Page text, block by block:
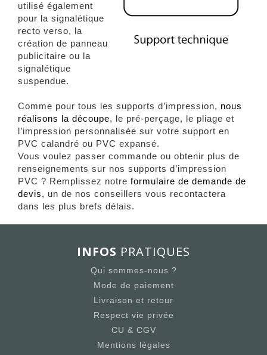
utilisé également
pour la signalétique
recto verso, la
création de panneau
publicitaire ou la
signalétique
suspendue.
Comme pour tous les supports d’impression, nous
réalisons la découpe, le pré-perçage, le pliage et
l’impression personnalisée sur votre support en
PVC calandré ou PVC expansé.
Vous voulez passer commande ou obtenir plus de
renseignements sur nos supports d’impression
PVC ? Remplissez notre formulaire de demande de
devis, un de nos conseillers vous recontactera
dans les plus brefs délais.
INFOS PRATIQUES
Qui sommes-nous ?
Mode de paiement
Livraison et retour
Respect vie privée
CU & CGV
Mentions légales